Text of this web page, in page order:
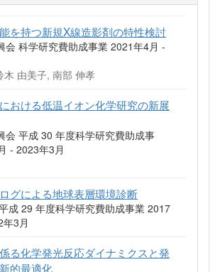
を持つ新規X線造影剤の特性検討
会 科学研究費助成事業 2021年4月 -
木 由美子, 南部 伸孝
おける低温イオン化学研究の新展
会 平成 30 年度科学研究費助成事
- 2023年3月
グによる地球表層環境診断
成 29 年度科学研究費助成事業 2017
3月
る化学発光反応ダイナミクスと発
的最適化